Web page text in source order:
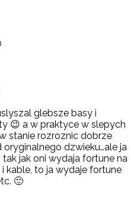
glebsze basy i
😉 a w praktyce w slepych
stanie rozroznic dobrze
dzwieku…ale ja
jak oni wydaja fortune na
kable, to ja wydaje fortune
🙂